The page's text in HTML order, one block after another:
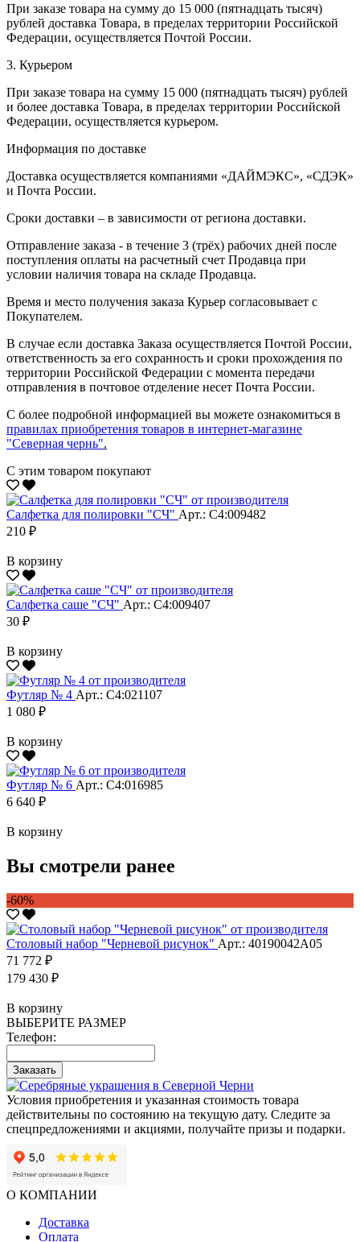
При заказе товара на сумму до 15 000 (пятнадцать тысяч)
рублей доставка Товара, в пределах территории Российской
Федерации, осуществляется Почтой России.
3. Курьером
При заказе товара на сумму 15 000 (пятнадцать тысяч) рублей
и более доставка Товара, в пределах территории Российской
Федерации, осуществляется курьером.
Информация по доставке
Доставка осуществляется компаниями «ДАЙМЭКС», «СДЭК»
и Почта России.
Сроки доставки – в зависимости от региона доставки.
Отправление заказа - в течение 3 (трёх) рабочих дней после
поступления оплаты на расчетный счет Продавца при
условии наличия товара на складе Продавца.
Время и место получения заказа Курьер согласовывает с
Покупателем.
В случае если доставка Заказа осуществляется Почтой России,
ответственность за его сохранность и сроки прохождения по
территории Российской Федерации с момента передачи
отправления в почтовое отделение несет Почта России.
С более подробной информацией вы можете ознакомиться в
правилах приобретения товаров в интернет-магазине
"Северная чернь".
С этим товаром покупают
Салфетка для полировки "CЧ" Арт.: С4:009482
210 ₽
В корзину
Салфетка саше "CЧ" Арт.: С4:009407
30 ₽
В корзину
Футляр № 4 Арт.: С4:021107
1 080 ₽
В корзину
Футляр № 6 Арт.: С4:016985
6 640 ₽
В корзину
Вы смотрели ранее
-60%
Столовый набор "Черневой рисунок" Арт.: 40190042А05
71 772 ₽
179 430 ₽
В корзину
ВЫБЕРИТЕ РАЗМЕР
Телефон:
Заказать
Условия приобретения и указанная стоимость товара
действительны по состоянию на текущую дату. Следите за
спецпредложениями и акциями, получайте призы и подарки.
О КОМПАНИИ
Доставка
Оплата